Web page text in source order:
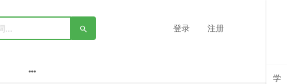
登录 注册
学